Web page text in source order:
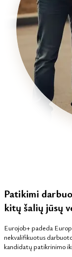
Patikimi
kitų šalių jūsų
Eurojob+ padeda
nekvalifikuotus
kandidatų patikrinimo